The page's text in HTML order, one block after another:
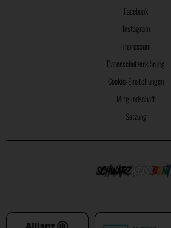
Facebook
Instagram
Impressum
Datenschutzerklärung
Cookie-Einstellungen
Mitgliedschaft
Satzung